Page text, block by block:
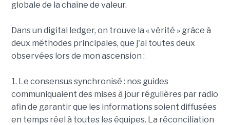
globale de la chaîne de valeur.
Dans un digital ledger, on trouve la « vérité » grâce à
deux méthodes principales, que j'ai toutes deux
observées lors de mon ascension :
1. Le consensus synchronisé : nos guides
communiquaient des mises à jour régulières par radio
afin de garantir que les informations soient diffusées
en temps réel à toutes les équipes. La réconciliation